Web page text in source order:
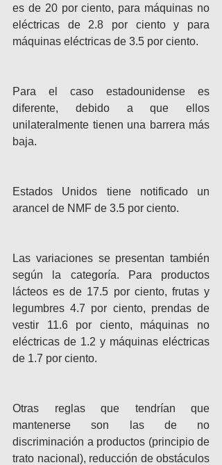
es de 20 por ciento, para máquinas no
eléctricas de 2.8 por ciento y para
máquinas eléctricas de 3.5 por ciento.
Para el caso estadounidense es
diferente, debido a que ellos
unilateralmente tienen una barrera más
baja.
Estados Unidos tiene notificado un
arancel de NMF de 3.5 por ciento.
Las variaciones se presentan también
según la categoría. Para productos
lácteos es de 17.5 por ciento, frutas y
legumbres 4.7 por ciento, prendas de
vestir 11.6 por ciento, máquinas no
eléctricas de 1.2 y máquinas eléctricas
de 1.7 por ciento.
Otras reglas que tendrían que
mantenerse son las de no
discriminación a productos (principio de
trato nacional), reducción de obstáculos